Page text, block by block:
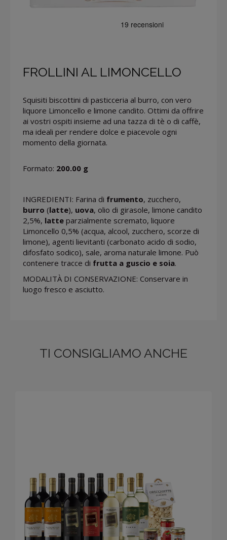
FROLLINI AL LIMONCELLO
Squisiti biscottini di pasticceria al burro, con vero
liquore Limoncello e limone candito. Ottimi da offrire
ai vostri ospiti insieme ad una tazza di tè o di caffè,
ma ideali per rendere dolce e piacevole ogni
momento della giornata.
Formato: 200.00 g
INGREDIENTI: Farina di frumento, zucchero,
burro (latte), uova, olio di girasole, limone candito
2,5%, latte parzialmente scremato, liquore
Limoncello 0,5% (acqua, alcool, zucchero, scorze di
limone), agenti lievitanti (carbonato acido di sodio,
difosfato sodico), sale, aroma naturale limone. Può
contenere tracce di frutta a guscio e soia.
MODALITÀ DI CONSERVAZIONE: Conservare in
luogo fresco e asciutto.
TI CONSIGLIAMO ANCHE